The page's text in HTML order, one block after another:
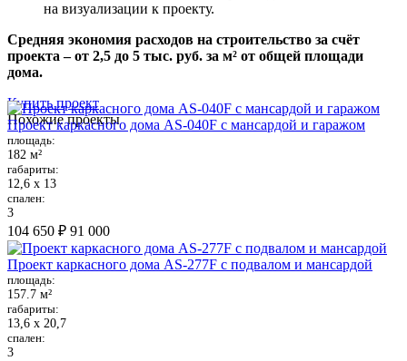
на визуализации к проекту.
Средняя экономия расходов на строительство за счёт
проекта – от 2,5 до 5 тыс. руб. за м² от общей площади
дома.
Купить проект
Похожие проекты
Проект каркасного дома AS-040F с мансардой и гаражом
площадь:
182 м²
габариты:
12,6 х 13
спален:
3
104 650 ₽ 91 000
Проект каркасного дома AS-277F с подвалом и мансардой
площадь:
157.7 м²
габариты:
13,6 х 20,7
спален:
3